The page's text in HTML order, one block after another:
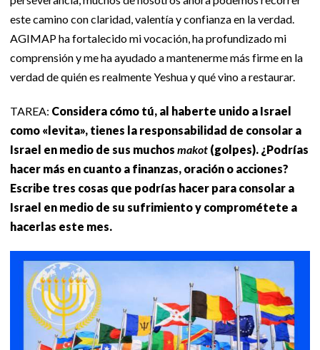
este camino con claridad, valentía y confianza en la verdad.
AGIMAP ha fortalecido mi vocación, ha profundizado mi
comprensión y me ha ayudado a mantenerme más firme en la
verdad de quién es realmente Yeshua y qué vino a restaurar.
TAREA: Considera cómo tú, al haberte unido a Israel
como «levita», tienes la responsabilidad de consolar a
Israel en medio de sus muchos makot (golpes). ¿Podrías
hacer más en cuanto a finanzas, oración o acciones?
Escribe tres cosas que podrías hacer para consolar a
Israel en medio de su sufrimiento y comprométete a
hacerlas este mes.